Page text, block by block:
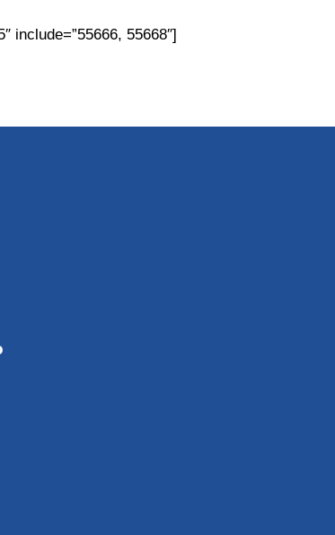
include=”55666, 55668″]